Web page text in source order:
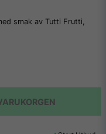
smak av Tutti Frutti,